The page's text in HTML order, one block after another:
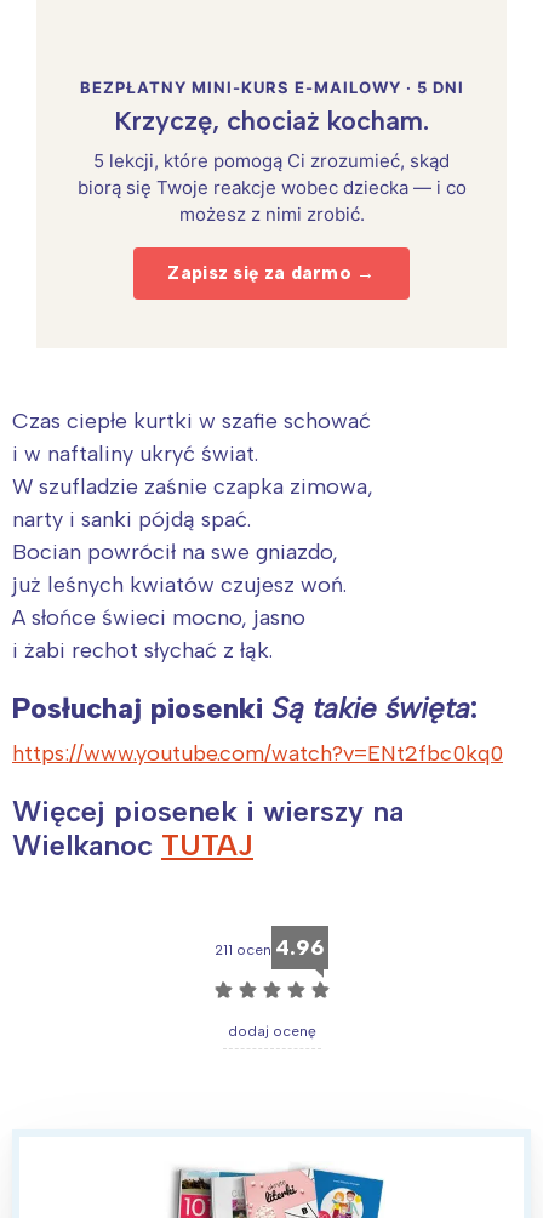
BEZPŁATNY MINI-KURS E-MAILOWY · 5 DNI
Krzyczę, chociaż kocham.
5 lekcji, które pomogą Ci zrozumieć, skąd
biorą się Twoje reakcje wobec dziecka — i co
możesz z nimi zrobić.
Zapisz się za darmo →
Czas ciepłe kurtki w szafie schować
i w naftaliny ukryć świat.
W szufladzie zaśnie czapka zimowa,
narty i sanki pójdą spać.
Bocian powrócił na swe gniazdo,
już leśnych kwiatów czujesz woń.
A słońce świeci mocno, jasno
i żabi rechot słychać z łąk.
Posłuchaj piosenki Są takie święta:
https://www.youtube.com/watch?v=ENt2fbc0kq0
Więcej piosenek i wierszy na
Wielkanoc TUTAJ
211 ocen 4.96
☆ ☆ ☆ ☆ ☆
dodaj ocenę